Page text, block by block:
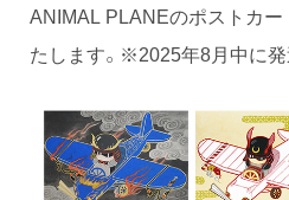
ANIMAL PLANEのポストカー
たします。※2025年8月中に発